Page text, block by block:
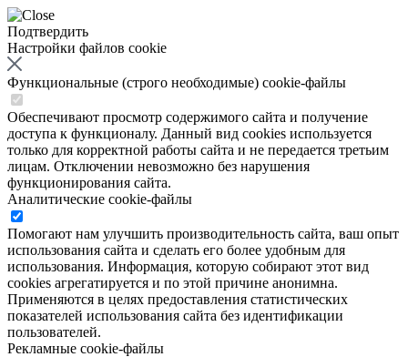
Подтвердить
Настройки файлов cookie
Функциональные (строго необходимые) cookie-файлы
Обеспечивают просмотр содержимого сайта и получение
доступа к функционалу. Данный вид cookies используется
только для корректной работы сайта и не передается третьим
лицам. Отключении невозможно без нарушения
функционирования сайта.
Аналитические cookie-файлы
Помогают нам улучшить производительность сайта, ваш опыт
использования сайта и сделать его более удобным для
использования. Информация, которую собирают этот вид
cookies агрегатируется и по этой причине анонимна.
Применяются в целях предоставления статистических
показателей использования сайта без идентификации
пользователей.
Рекламные cookie-файлы